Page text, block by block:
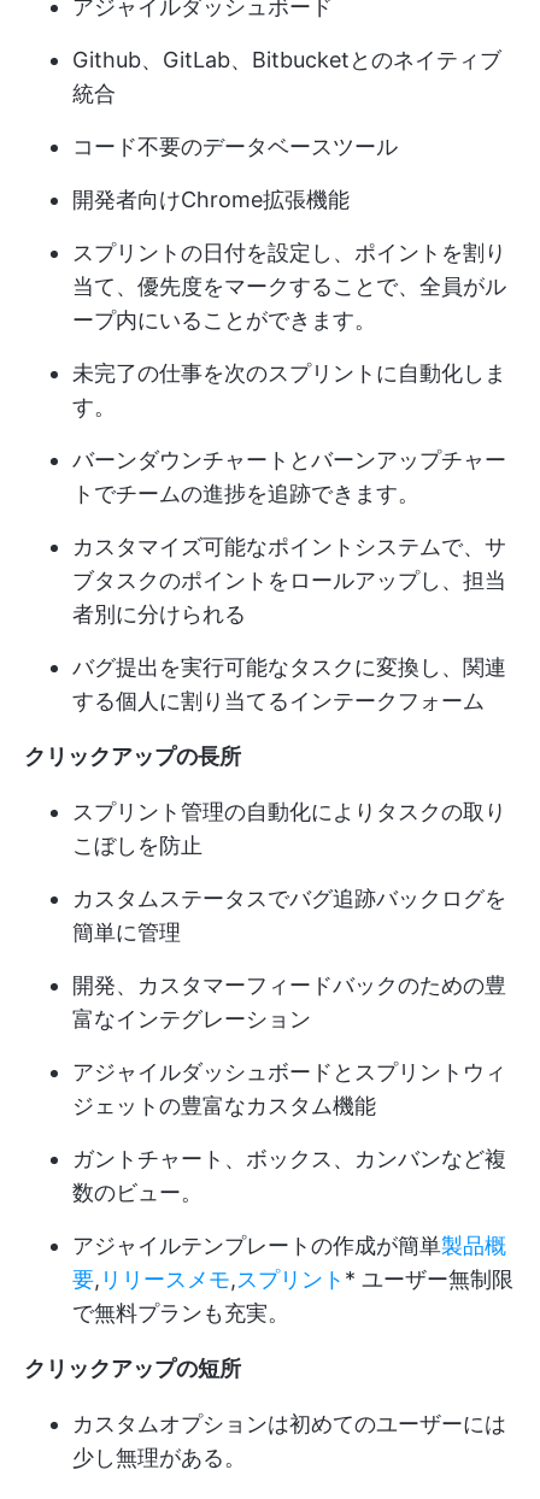
アジャイルダッシュボード
Github、GitLab、Bitbucketとのネイティブ
統合
コード不要のデータベースツール
開発者向けChrome拡張機能
スプリントの日付を設定し、ポイントを割り
当て、優先度をマークすることで、全員がル
ープ内にいることができます。
未完了の仕事を次のスプリントに自動化しま
す。
バーンダウンチャートとバーンアップチャー
トでチームの進捗を追跡できます。
カスタマイズ可能なポイントシステムで、サ
ブタスクのポイントをロールアップし、担当
者別に分けられる
バグ提出を実行可能なタスクに変換し、関連
する個人に割り当てるインテークフォーム
クリックアップの長所
スプリント管理の自動化によりタスクの取り
こぼしを防止
カスタムステータスでバグ追跡バックログを
簡単に管理
開発、カスタマーフィードバックのための豊
富なインテグレーション
アジャイルダッシュボードとスプリントウィ
ジェットの豊富なカスタム機能
ガントチャート、ボックス、カンバンなど複
数のビュー。
アジャイルテンプレートの作成が簡単製品概
要, リリースメモ,スプリント * ユーザー無制限
で無料プランも充実。
クリックアップの短所
カスタムオプションは初めてのユーザーには
少し無理がある。